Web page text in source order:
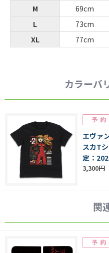
M 69cm
L
73cm
XL
77cm
カラーバ
エヴァ
スカT
定：
3,300円
関